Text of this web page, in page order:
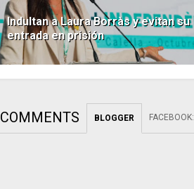
Indultan a Laura Borràs y evitan su
entrada en prisión
COMMENTS BLOGGER FACEBOOK: